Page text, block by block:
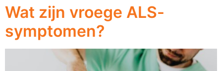
Wat zijn vroege ALS-
symptomen?